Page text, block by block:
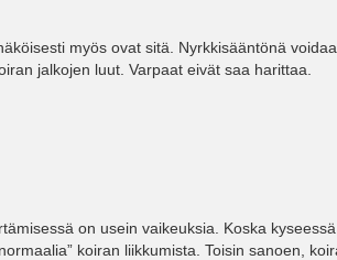
myös ovat sitä. Nyrkkisääntönä
jalkojen luut. Varpaat eivät saa harittaa.
on usein vaikeuksia. Koska
koiran liikkumista. Toisin sanoen,